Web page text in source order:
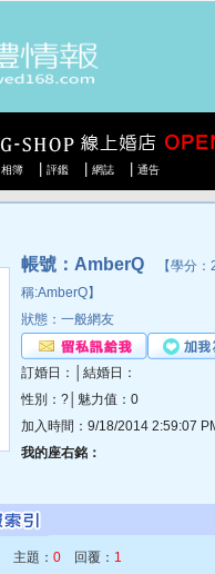
相簿 評鑑 網誌 通告
帳號：AmberQ 【學分
稱:AmberQ】
狀態：一般網友
訂婚日：│結婚日：
性別：?│魅力值：0
加入時間：9/18/2014 2:59:07
我的座右銘：
主題： 0 回覆： 1